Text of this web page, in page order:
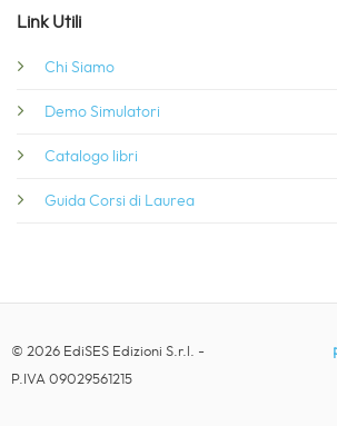
Link Utili
Chi Siamo
Demo Simulatori
Catalogo libri
Guida Corsi di Laurea
© 2026 EdiSES Edizioni S.r.l. -
P.IVA 09029561215